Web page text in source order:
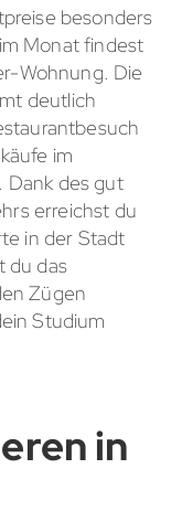
besonders
Monat findest
Wohnung. Die
deutlich
im
Dank des gut
erreichst du
in der Stadt
du das
Zügen
Studium
in